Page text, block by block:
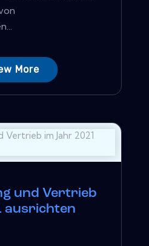
More
und Vertrieb
ausrichten